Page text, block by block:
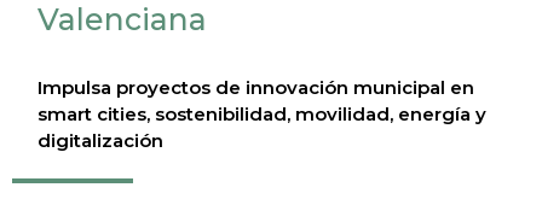
Valenciana
Impulsa proyectos de innovación municipal en
smart cities, sostenibilidad, movilidad, energía y
digitalización